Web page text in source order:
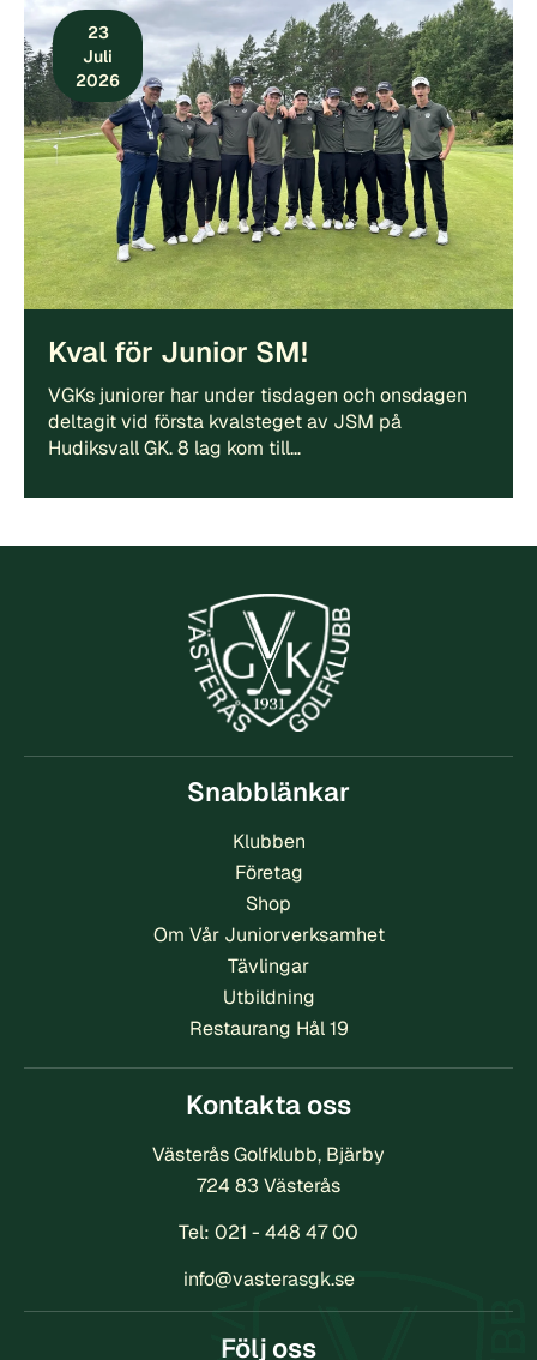
23
Juli
2026
Kval för Junior SM!
VGKs juniorer har under tisdagen och onsdagen
deltagit vid första kvalsteget av JSM på
Hudiksvall GK. 8 lag kom till…
Snabblänkar
Klubben
Företag
Shop
Om Vår Juniorverksamhet
Tävlingar
Utbildning
Restaurang Hål 19
Kontakta oss
Västerås Golfklubb, Bjärby
724 83 Västerås
Tel: 021 - 448 47 00
info@vasterasgk.se
Följ oss